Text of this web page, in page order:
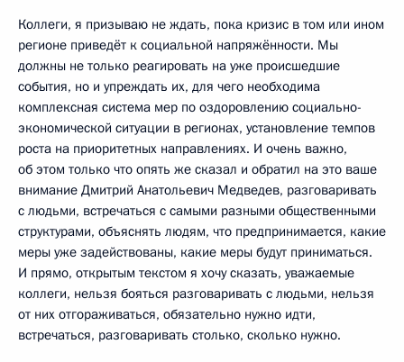
Коллеги, я призываю не ждать, пока кризис в том или ином
регионе приведёт к социальной напряжённости. Мы
должны не только реагировать на уже происшедшие
события, но и упреждать их, для чего необходима
комплексная система мер по оздоровлению социально-
экономической ситуации в регионах, установление темпов
роста на приоритетных направлениях. И очень важно,
об этом только что опять же сказал и обратил на это ваше
внимание Дмитрий Анатольевич Медведев, разговаривать
с людьми, встречаться с самыми разными общественными
структурами, объяснять людям, что предпринимается, какие
меры уже задействованы, какие меры будут приниматься.
И прямо, открытым текстом я хочу сказать, уважаемые
коллеги, нельзя бояться разговаривать с людьми, нельзя
от них отгораживаться, обязательно нужно идти,
встречаться, разговаривать столько, сколько нужно.